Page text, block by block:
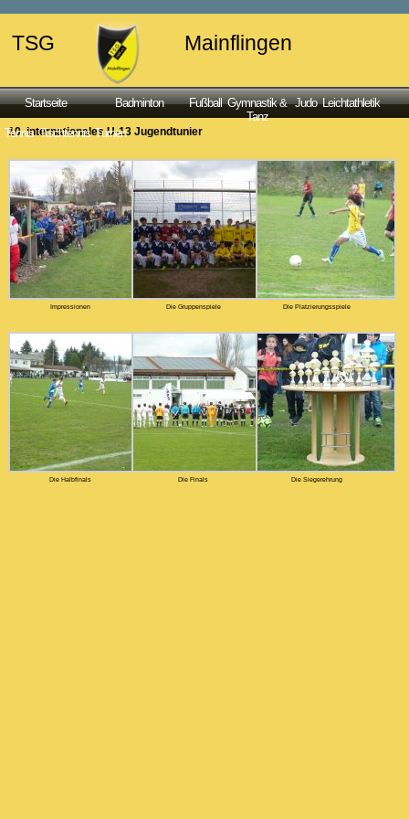
TSG Mainflingen
Startseite Badminton Fußball Gymnastik &
Tanz
Judo Leichtathletik
Tennis Tischtennis Turnen
10. Internationales U-13 Jugendtunier
Impressionen Die Gruppenspiele Die Platzierungsspiele
Die Halbfinals Die Finals Die Siegerehrung